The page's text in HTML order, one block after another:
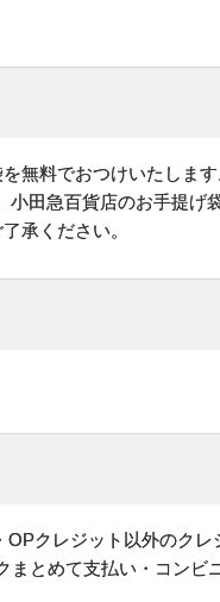
無料でおつけいたします
田急百貨店のお手提げ
承ください。
クレジット以外のク
とめて支払い・コンビ